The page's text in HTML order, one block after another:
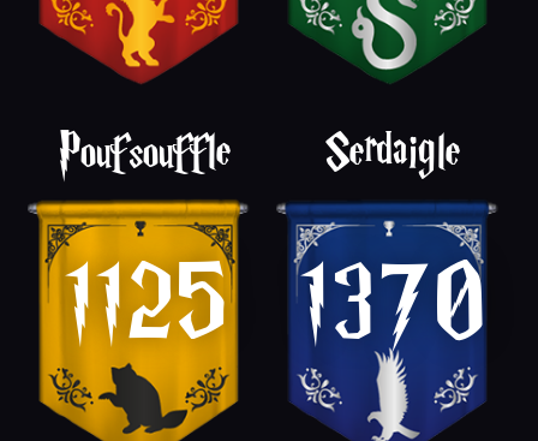
Poufsouffle
1125
Serdaigle
1370